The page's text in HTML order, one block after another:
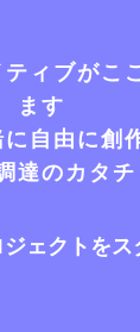
ィブがこ
ます
自由に創
達のカタ
ェクトを